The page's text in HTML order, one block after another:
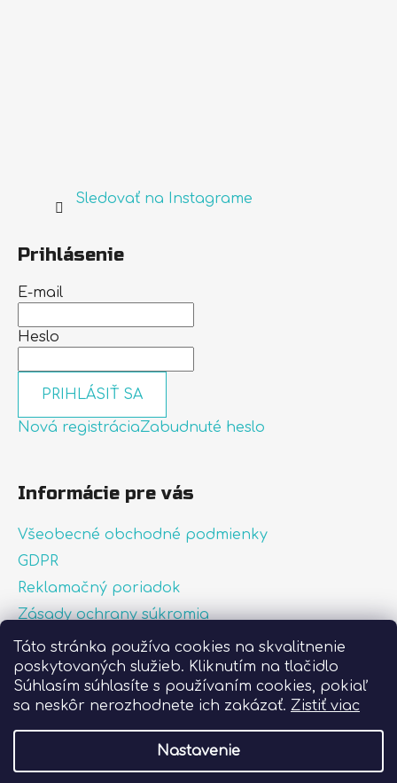
Táto stránka používa cookies na skvalitnenie
poskytovaných služieb. Kliknutím na tlačidlo
Súhlasím súhlasíte s používaním cookies, pokiaľ
sa neskôr nerozhodnete ich zakázať. Zistiť viac
Nastavenie
Sledovať na Instagrame
Prihlásenie
E-mail
Heslo
PRIHLÁSIŤ SA
Nová registráciaZabudnuté heslo
Informácie pre vás
Všeobecné obchodné podmienky
GDPR
Reklamačný poriadok
Zásady ochrany súkromia
Zásady používania súborov cookies
O nás
FAQ